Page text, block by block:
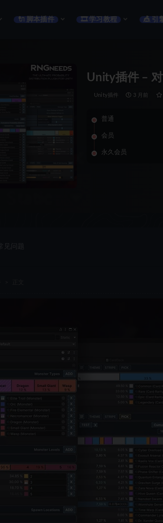
🔌 脚本插件 🎞️ 学习教程 🎪 引
Unity插件 –
Unity插件 3 月前
普通
会员
永久会员
常见问题